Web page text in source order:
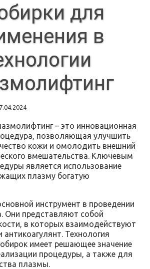
для
в
– это инновационная
позволяющая улучшить
кожи и омолодить внешний
вмешательства. Ключевым
является использование
плазму богатую
инструмент в проведении
Они представляют собой
в которых взаимодействуют
антикоагулянт. Технология
имеет решающее значение
процедуры, а также для
плазмы.